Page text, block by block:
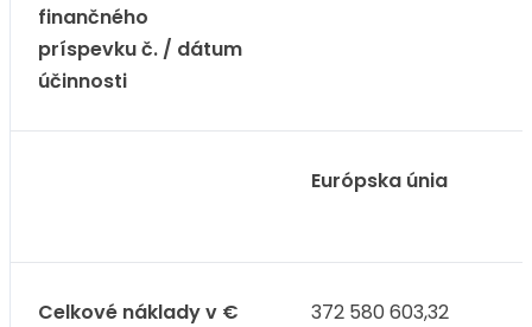
finančného
príspevku č. / dátum
účinnosti
Európska únia
Celkové náklady v €
372 580 603,32